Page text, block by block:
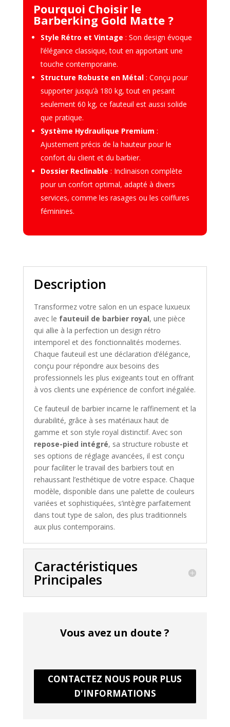
Pourquoi Choisir le
Barberking Gold Matte ?
Style Rétro et Vintage : Son design évoque
l’élégance classique, tout en apportant une
touche contemporaine.
Structure Robuste en Métal: Conçu pour
supporter jusqu’à 180 kg, tout en pesant
seulement 60 kg, ce fauteuil est aussi solide
que pratique.
Système Hydraulique Premium :
Ajustement précis de la hauteur pour le
confort du client et du barbier.
Dossier Reclinable : Inclinaison complète
pour un confort optimal, adapté à divers
services, comme les rasages ou les coiffures
féminines.
Description
Transformez votre salon en un espace luxueux
avec le fauteuil de barbier royal, une pièce
qui allie à la perfection un design rétro
intemporel et des fonctionnalités modernes.
Chaque fauteuil est une déclaration d’élégance,
conçu pour répondre aux besoins des
professionnels les plus exigeants tout en offrant
à vos clients une expérience de confort inégalée.
Ce fauteuil de barbier incarne le raffinement et la
durabilité, grâce à ses matériaux haut de
gamme et son style royal distinctif. Avec son
repose-pied intégré, sa structure robuste et
ses options de réglage avancées, il est conçu
pour faciliter le travail des barbiers tout en
rehaussant l’esthétique de votre espace. Chaque
modèle, disponible dans une palette de couleurs
variées et sophistiquées, s’intègre parfaitement
dans tout type de salon, des plus traditionnels
aux plus contemporains.
Caractéristiques
Principales
Vous avez un doute ?
CONTACTEZ NOUS POUR PLUS
D'INFORMATIONS